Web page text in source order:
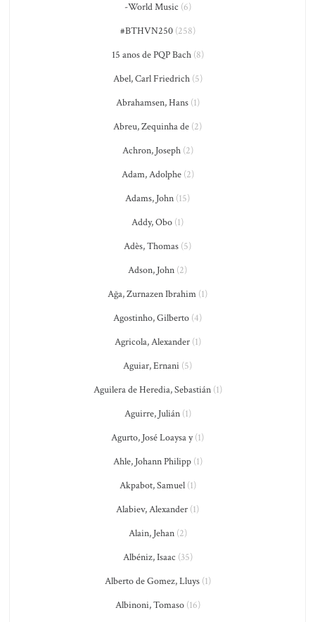
-World Music (6)
#BTHVN250(258)
15 anos de PQP Bach(8)
Abel, Carl Friedrich(5)
Abrahamsen, Hans(1)
Abreu, Zequinha de (2)
Achron, Joseph(2)
Adam, Adolphe(2)
Adams, John (15)
Addy, Obo (1)
Adès, Thomas (5)
Adson, John (2)
Ağa, Zurnazen Ibrahim (1)
Agostinho, Gilberto (4)
Agricola, Alexander(1)
Aguiar, Ernani (5)
Aguilera de Heredia, Sebastián(1)
Aguirre, Julián(1)
Agurto, José Loaysa y(1)
Ahle, Johann Philipp(1)
Akpabot, Samuel(1)
Alabiev, Alexander (1)
Alain, Jehan(2)
Albéniz, Isaac (35)
Alberto de Gomez, Lluys(1)
Albinoni, Tomaso(16)